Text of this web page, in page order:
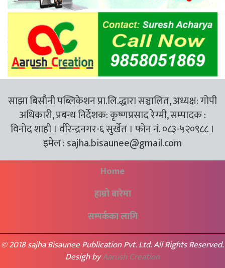
साझा बिसौनी पब्लिकेशन प्रा.लि.द्धारा सञ्चालित, अध्यक्ष: गोपी
अधिकारी, प्रबन्ध निर्देशक: कृष्णप्रसाद रेग्मी, सम्पादक :
विनोद शाही । वीरेन्द्रनगर-६ सुर्खेत । फोन नं. ०८३-५२०९८८ ।
इमेल :sajha.bisaunee@gmail.com
Home
हाम्रो बारेमा
सम्पर्कका लागि
© 2018 sajha Bisaunee Publication Pvt. Ltd. All Rights Reserved.
Desigh byAarush Creation